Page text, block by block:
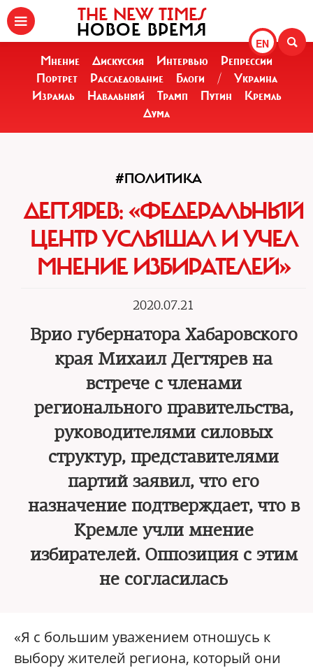
EN
THE NEW TIMES
НОВОЕ ВРЕМЯ
Мнение Дискуссия Интервью
Репрессии
Портрет
Расследование Блоги /
Украина
Израиль
Навальный Трамп Путин
Кремль
Дума
#ПОЛИТИКА
ДЕГТЯРЕВ: «ФЕДЕРАЛЬНЫЙ
ЦЕНТР УСЛЫШАЛ И УЧЕЛ
МНЕНИЕ ИЗБИРАТЕЛЕЙ»
2020.07.21
Врио губернатора Хабаровского
края Михаил Дегтярев на
встрече с членами
регионального правительства,
руководителями силовых
структур, представителями
партий заявил, что его
назначение подтверждает, что в
Кремле учли мнение
избирателей. Оппозиция с этим
не согласилась
«Я с большим уважением отношусь к
выбору жителей региона, который они